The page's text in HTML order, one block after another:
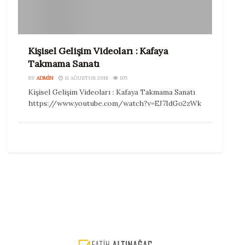
Kişisel Gelişim Videoları : Kafaya
Takmama Sanatı
BY ADMIN 11 AĞUSTOS 2018 105
Kişisel Gelişim Videoları : Kafaya Takmama Sanatı
https://www.youtube.com/watch?v=EJ7IdGo2zWk